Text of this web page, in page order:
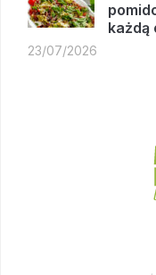
każdą
23/07/2026